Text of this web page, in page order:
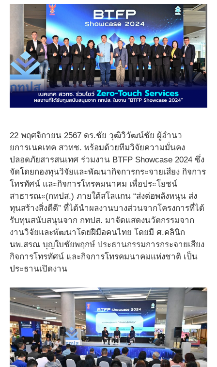
22 พฤศจิกายน 2567 ดร.ชัย วุฒิวิวัฒน์ชัย ผู้อำนว
ยการเนคเทค สวทช. พร้อมด้วยทีมวิจัยความมั่นคง
ปลอดภัยสารสนเทศ ร่วมงาน BTFP Showcase 2024 ซึ่ง
จัดโดยกองทุนวิจัยและพัฒนากิจการกระจายเสียง กิจการ
โทรทัศน์ และกิจการโทรคมนาคม เพื่อประโยชน์
สาธารณะ(กทปส.) ภายใต้สโลแกน “ส่งต่อพลังหนุน ส่ง
ทุนสร้างสิ่งดีดี” ที่ได้นำผลงานบางส่วนจากโครงการที่ได้
รับทุนสนับสนุนจาก กทปส. มาจัดแสดงนวัตกรรมจาก
งานวิจัยและพัฒนาโดยฝีมือคนไทย โดยมี ศ.คลินิก
นพ.สรณ บุญใบชัยพฤกษ์ ประธานกรรมการกระจายเสียง
กิจการโทรทัศน์ และกิจการโทรคมนาคมแห่งชาติ เป็น
ประธานเปิดงาน